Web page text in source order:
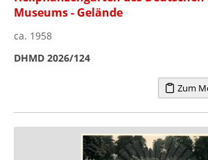
Museums - Gelände
ca. 1958
DHMD 2026/124
Zum